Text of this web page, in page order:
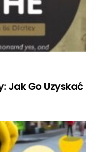
Jak Go Uzyskać